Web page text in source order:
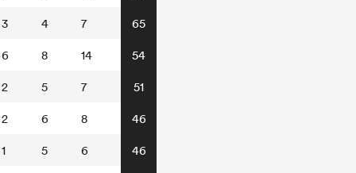
3 4 7 65
6 8 14 54
2 5 7 51
2 6 8 46
1 5 6 46